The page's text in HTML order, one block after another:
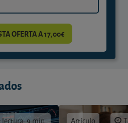
OFERTA A 17,00€
9 min. Artículo